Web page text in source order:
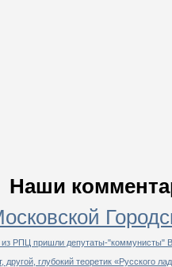
Наши
РПЦ пришли депутаты-
глубокий теоретик «Русского